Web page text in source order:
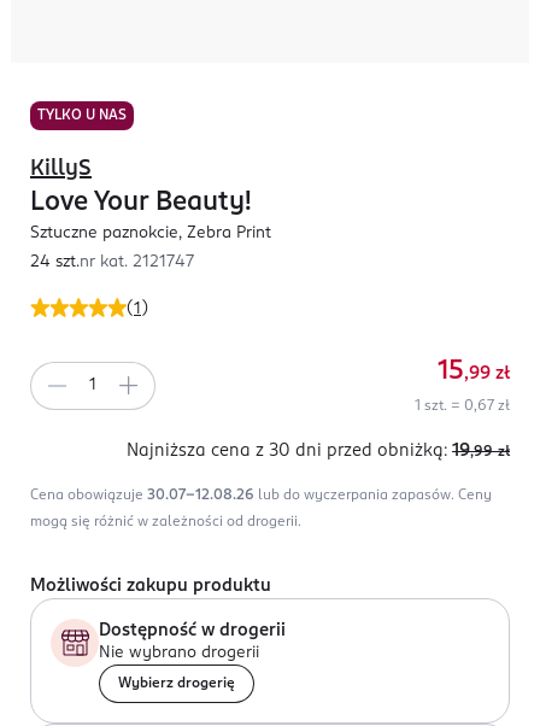
TYLKO U NAS
(1 )
KillyS
Love Your Beauty!
Sztuczne paznokcie, Zebra Print
24 szt.nr kat. 2121747
15,99 zł
1 szt. = 0,67 zł
Najniższa cena z 30 dni przed obniżką: 19,99 zł
Cena obowiązuje 30.07-12.08.26 lub do wyczerpania zapasów. Ceny
mogą się różnić w zależności od drogerii.
Możliwości zakupu produktu
Dostępność w drogerii
Nie wybrano drogerii
Wybierz drogerię